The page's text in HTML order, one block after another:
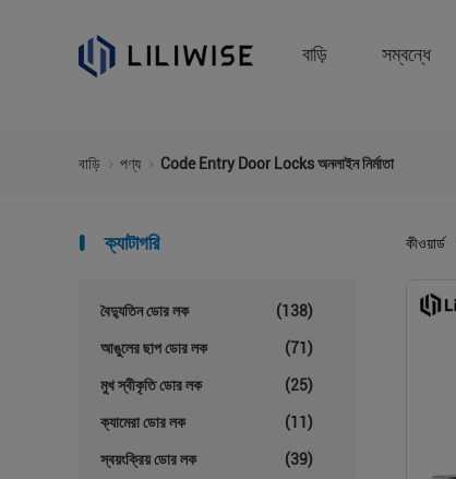
বাড়ি সম্বন্ধে
বাড়ি পণ্য Code Entry Door Locks অনলাইন নির্মাতা
ক্যাটাগরি
বৈদ্যুতিন ডোর লক (138)
আঙুলের ছাপ ডোর লক (71)
মুখ স্বীকৃতি ডোর লক (25)
ক্যামেরা ডোর লক (11)
স্বয়ংক্রিয় ডোর লক (39)
কীওয়ার্ড